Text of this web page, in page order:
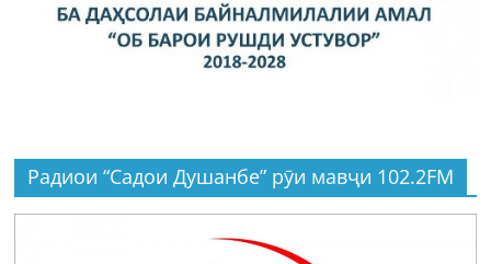
Радиои “Садои Душанбе” рӯи мавҷи 102.2FM